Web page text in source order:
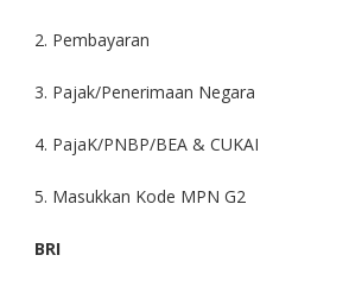
2. Pembayaran
3. Pajak/Penerimaan Negara
4. PajaK/PNBP/BEA & CUKAI
5. Masukkan Kode MPN G2
BRI